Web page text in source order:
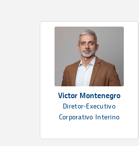
Victor Montenegro
Diretor-Executivo
Corporativo Interino